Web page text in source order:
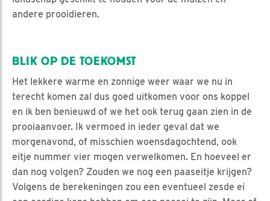
andere prooidieren.
BLIK OP DE TOEKOMST
Het lekkere warme en zonnige weer waar we nu in
terecht komen zal dus goed uitkomen voor ons koppel
en ik ben benieuwd of we het ook terug gaan zien in de
prooiaanvoer. Ik vermoed in ieder geval dat we
morgenavond, of misschien woensdagochtend, ook
eitje nummer vier mogen verwelkomen. En hoeveel er
dan nog volgen? Zouden we nog een paaseitje krijgen?
Volgens de berekeningen zou een eventueel zesde ei